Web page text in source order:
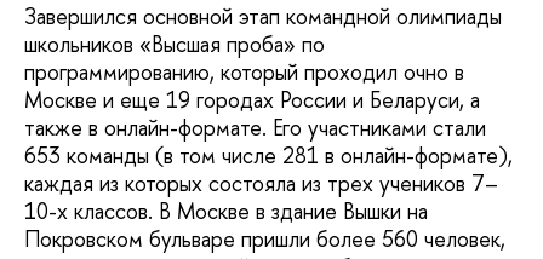
Завершился основной этап командной олимпиады
школьников «Высшая проба» по
программированию, который проходил очно в
Москве и еще 19 городах России и Беларуси, а
также в онлайн-формате. Его участниками стали
653 команды (в том числе 281 в онлайн-формате),
каждая из которых состояла из трех учеников 7–
10-х классов. В Москве в здание Вышки на
Покровском бульваре пришли более 560 человек,